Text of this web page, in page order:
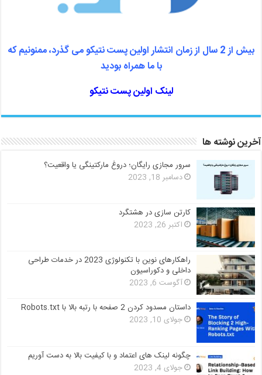
بیش از 2 سال از زمان انتشار اولین پست نتیکو می گذرد، ممنونیم که
با ما همراه بودید
لینک اولین پست نتیکو
آخرین نوشته ها
سرور مجازی رایگان؛ دروغ مارکتینگی یا واقعیت؟
دسامبر 18, 2023
کارتن سازی در هشتگرد
اکتبر 26, 2023
راهکارهای نوین با تکنولوژی 2023 در خدمات طراحی
داخلی و دکوراسیون
آگوست 6, 2023
داستان مسدود کردن 2 صفحه با رتبه بالا با Robots.txt
جولای 10, 2023
چگونه لینک های اعتماد و با کیفیت بالا به دست آوریم
جولای 4, 2023